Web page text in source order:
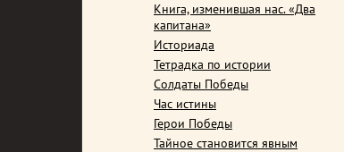
Книга, изменившая нас. «Два
капитана»
Историада
Тетрадка по истории
Солдаты Победы
Час истины
Герои Победы
Тайное становится явным